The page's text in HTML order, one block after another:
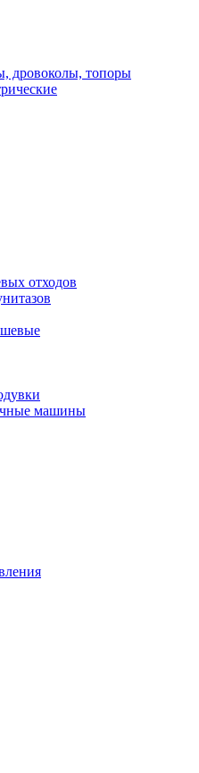
дровоколы, топоры
отходов
машины